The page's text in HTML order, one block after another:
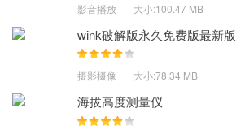
影音播放 大小:100.47 MB
wink破解版永久免费版最新版
摄影摄像 大小:78.34 MB
海拔高度测量仪